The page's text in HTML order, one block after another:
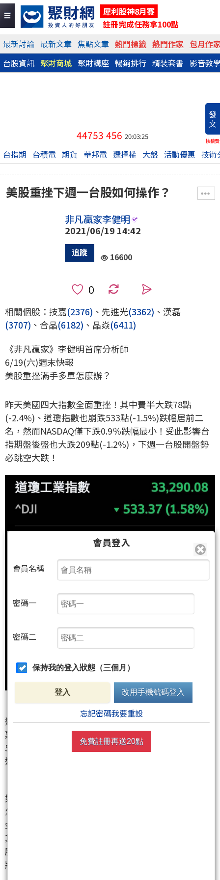
犀利股神8月賽
註冊完成任務拿100點
最新討論 最新文章 焦點文章 熱門標籤 熱門作家 包月作
台股資訊 聚財商城 聚財講座 暢銷排行 精裝套書 影音教
發
文
換稿費
44753 456 20:03:25
台指期 台積電 期貨 華邦電 選擇權 大盤 活動優惠 技術
美股重挫下週一台股如何操作？
非凡贏家李健明
2021/06/19 14:42
16600
相關個股：技嘉(2376) 、先進光(3362) 、漢磊
(3707) 、合晶(6182) 、晶焱(6411)
《非凡贏家》李健明首席分析師
6/19(六)週末快報
美股重挫滿手多單怎麼辦？
昨天美國四大指數全面重挫！其中費半大跌78點
(-2.4%)、道瓊指數也崩跌533點(-1.5%)跌幅居前二
名，然而NASDAQ僅下跌0.9％跌幅最小！受此影響台
指期盤後盤也大跌209點(-1.2%)，下週一台股開盤勢
必跳空大跌！
還好我們在6/17(四)和6/18(五)連續兩天逢高獲利賣股
票，其中唯一有公開賣出的是元太(8069)
5/12、5/17即買進大波段操作超過一個月，已於6/17
逢高獲利賣出一半大賺73%！
如果6/18沒有逢高賣股票現在滿手多單的投資朋友該
怎麼辦呢？首先下週一不用衝動殺低，趁盤中護盤基
金進場拉抬大盤到5日線附近時再賣出手中弱勢股，尤
其是持續破底的傳產股，像是塑膠、玻璃以及水泥類
股指數都已跌破月線走中空格局，必須趕快賣出然後
將資金轉買進強勢的績優電子股！
會員登入
會員名稱
密碼一
密碼二
保持我的登入狀態（三個月）
登入 改用手機號碼登入
忘記密碼我要重設
免費註冊再送20點